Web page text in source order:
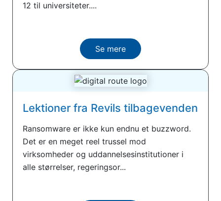
12 til universiteter....
Se mere
Lektioner fra Revils tilbagevenden
Ransomware er ikke kun endnu et buzzword.
Det er en meget reel trussel mod
virksomheder og uddannelsesinstitutioner i
alle størrelser, regeringsor...